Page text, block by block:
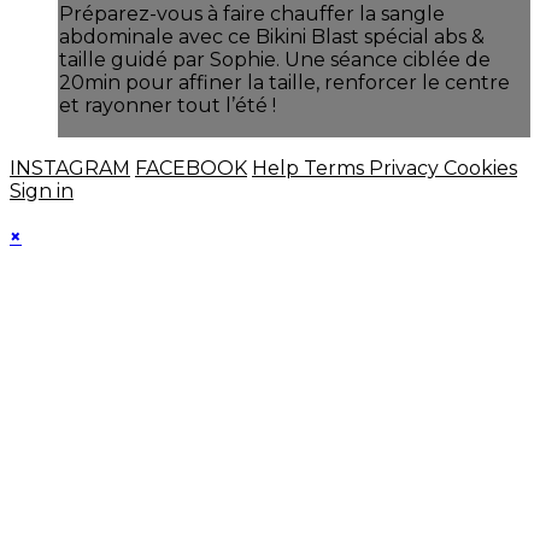
Préparez-vous à faire chauffer la sangle
abdominale avec ce Bikini Blast spécial abs &
taille guidé par Sophie. Une séance ciblée de
20min pour affiner la taille, renforcer le centre
et rayonner tout l’été !
INSTAGRAM FACEBOOK Help Terms Privacy Cookies
Sign in
×